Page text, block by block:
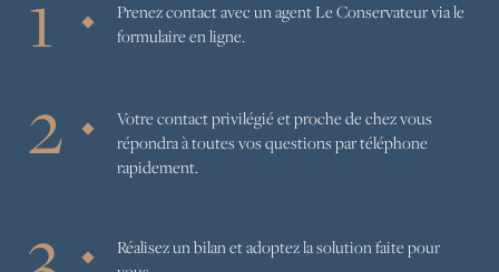
Prenez contact avec un agent Le Conservateur via le
formulaire en ligne.
Votre contact privilégié et proche de chez vous
répondra à toutes vos questions par téléphone
rapidement.
Réalisez un bilan et adoptez la solution faite pour